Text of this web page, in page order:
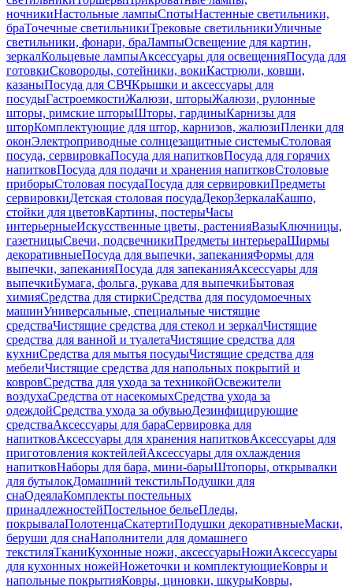
ночникиНастольные лампыСпотыНастенные светильники,
браТочечные светильникиТрековые светильникиУличные
светильники, фонари, браЛампыОсвещение для картин,
зеркалКольцевые лампыАксессуары для освещенияПосуда для
готовкиСковороды, сотейники, вокиКастрюли, ковши,
казаныПосуда для СВЧКрышки и аксессуары для
посудыГастроемкостиЖалюзи, шторыЖалюзи, рулонные
шторы, римские шторыШторы, гардиныКарнизы для
шторКомплектующие для штор, карнизов, жалюзиПленки для
оконЭлектроприводные солнцезащитные системыСтоловая
посуда, сервировкаПосуда для напитковПосуда для горячих
напитковПосуда для подачи и хранения напитковСтоловые
приборыСтоловая посудаПосуда для сервировкиПредметы
сервировкиДетская столовая посудаДекорЗеркалаКашпо,
стойки для цветовКартины, постерыЧасы
интерьерныеИскусственные цветы, растенияВазыКлючницы,
газетницыСвечи, подсвечникиПредметы интерьераШирмы
декоративныеПосуда для выпечки, запеканияФормы для
выпечки, запеканияПосуда для запеканияАксессуары для
выпечкиБумага, фольга, рукава для выпечкиБытовая
химияСредства для стиркиСредства для посудомоечных
машинУниверсальные, специальные чистящие
средстваЧистящие средства для стекол и зеркалЧистящие
средства для ванной и туалетаЧистящие средства для
кухниСредства для мытья посудыЧистящие средства для
мебелиЧистящие средства для напольных покрытий и
ковровСредства для ухода за техникойОсвежители
воздухаСредства от насекомыхСредства ухода за
одеждойСредства ухода за обувьюДезинфицирующие
средстваАксессуары для бараСервировка для
напитковАксессуары для хранения напитковАксессуары для
приготовления коктейлейАксессуары для охлаждения
напитковНаборы для бара, мини-барыШтопоры, открывалки
для бутылокДомашний текстильПодушки для
снаОдеялаКомплекты постельных
принадлежностейПостельное бельеПледы,
покрывалаПолотенцаСкатертиПодушки декоративныеМаски,
беруши для снаНаполнители для домашнего
текстиляТканиКухонные ножи, аксессуарыНожиАксессуары
для кухонных ножейНожеточки и комплектующиеКовры и
напольные покрытияКовры, циновки, шкурыКовры,